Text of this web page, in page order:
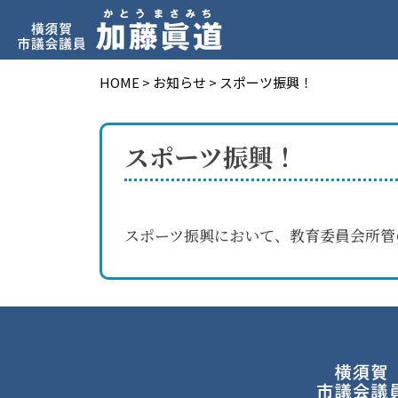
HOME > お知らせ > スポーツ振興！
スポーツ振興！
スポーツ振興において、教育委員会所